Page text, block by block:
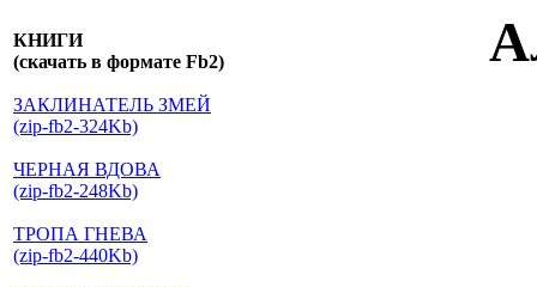
КНИГИ
(скачать в формате Fb2)
ЗАКЛИНАТЕЛЬ ЗМЕЙ
(zip-fb2-324Kb)
ЧЕРНАЯ ВДОВА
(zip-fb2-248Kb)
ТРОПА ГНЕВА
(zip-fb2-440Kb)